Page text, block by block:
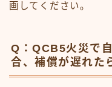
画してください。
Q：QCB5火災で
合、補償が遅れた